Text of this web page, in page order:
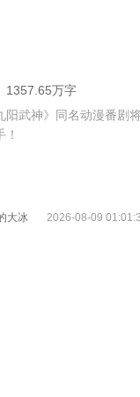
1357.65万字
阳武神》同名动漫番剧
大冰 2026-08-09